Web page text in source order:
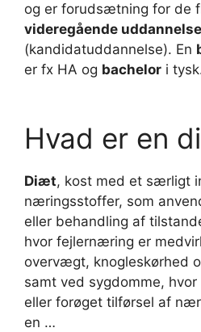
og er forudsætning for de
videregående
(kandidatuddannelse). En
er fx HA og bachelor i
Hvad er en
Diæt, kost med et særligt
næringsstoffer, som
eller behandling af
hvor fejlernæring er
overvægt, knogleskørhed
samt ved sygdomme,
eller forøget tilførsel af
en …